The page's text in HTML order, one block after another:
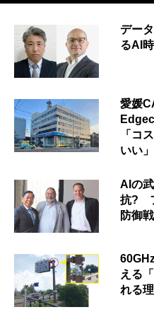
デー
るAI
愛媛
「コ
いい」
AIの
抗?
防御
える
れる